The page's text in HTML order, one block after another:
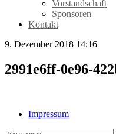
Vorstandschaft
Sponsoren
Kontakt
9. Dezember 2018 14:16
2991e6ff-0e96-
Impressum